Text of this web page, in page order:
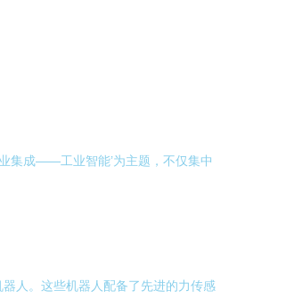
集成——工业智能’为主题，不仅集中
人。这些机器人配备了先进的力传感